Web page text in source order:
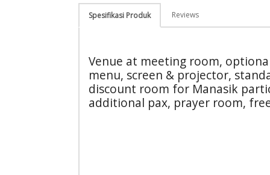
Spesifikasi Produk Reviews
Venue at meeting room,
menu, screen & projector,
discount room for Manasik
additional pax, prayer room,